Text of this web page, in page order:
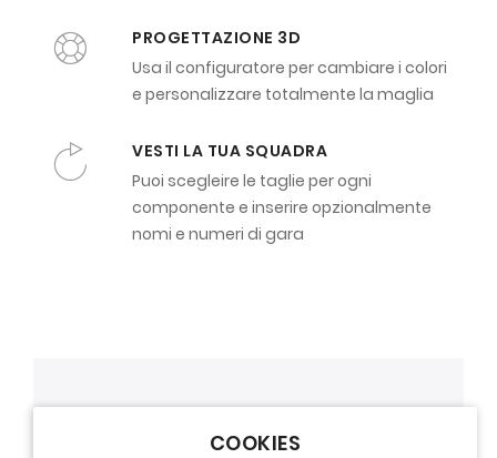
COOKIES
PROGETTAZIONE 3D
Usa il configuratore per cambiare i colori
e personalizzare totalmente la maglia
VESTI LA TUA SQUADRA
Puoi scegleire le taglie per ogni
componente e inserire opzionalmente
nomi e numeri di gara